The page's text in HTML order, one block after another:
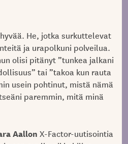
He, jotka surkuttelevat
ja urapolkuni polveilua.
olisi pitänyt ”tunkea jalkani
tai ”takoa kun rauta
usein pohtinut, mistä nämä
paremmin, mitä minä
Aallon X-Factor-uutisointia